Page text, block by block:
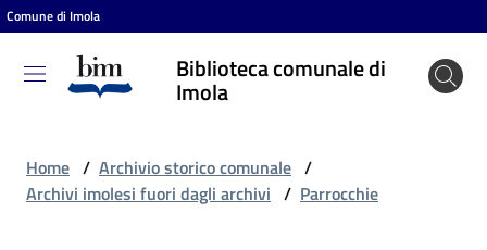
Vai al contenuto
Vai alla navigazione
Vai al footer
Comune di Imola
Biblioteca comunale di
Imola
Biblioteca
comunale
Home / Archivio storico comunale /
Archivi imolesi fuori dagli archivi / Parrocchie